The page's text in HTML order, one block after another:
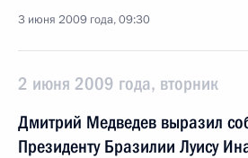
3 июня 2009 года, 09:30
2 июня 2009 года, вторник
Дмитрий Медведев выразил
Президенту Бразилии Луису